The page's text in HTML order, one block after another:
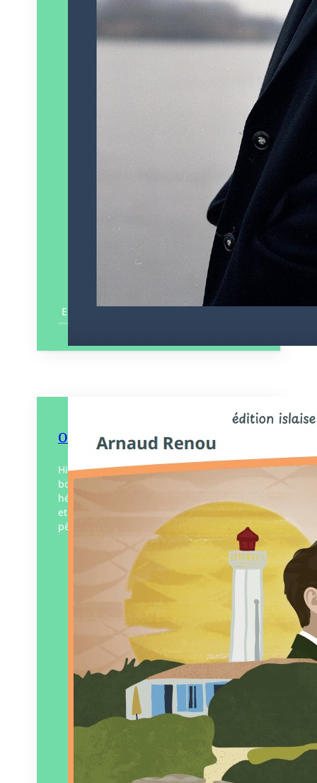
En savoir plus
Oya – Sur les traces de son père
Hiroshima, août 2016. Un drame familial
bouleverse l’existence d’Oya Kagami,
héritier d’un empire industriel japonais,
et le plonge dans les souvenirs de son
père. Sa quête pour revivre…
Éditeur :Édition Islaise
27/03/2026